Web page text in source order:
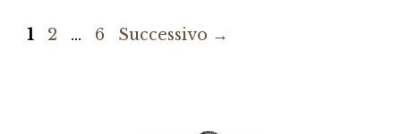
Pagina
1 Pagina
2 … Pagina
6 Successivo →